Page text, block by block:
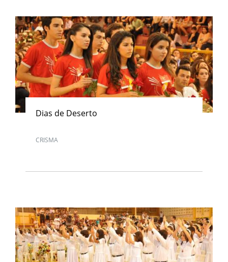
Dias de Deserto
CRISMA